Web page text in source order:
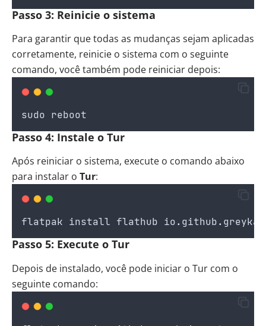
Passo 3: Reinicie o sistema
Para garantir que todas as mudanças sejam aplicadas
corretamente, reinicie o sistema com o seguinte
comando, você também pode reiniciar depois:
sudo reboot
Passo 4: Instale o Tur
Após reiniciar o sistema, execute o comando abaixo
para instalar o Tur:
flatpak install flathub io. github.
Passo 5: Execute o Tur
Depois de instalado, você pode iniciar o Tur com o
seguinte comando: